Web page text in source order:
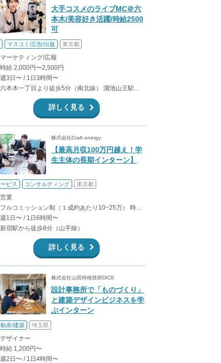
大手コスメのライブMC＠六
本木/美容好き活躍/時給2500
可
マスコミ/広告/出版 東京都
マーケティング/広報
時給 2,000円〜2,500円
週3日〜 / 1日3時間〜
六本木一丁目より徒歩5分（南北線） 溜池山王駅より徒歩10分（銀座線） 六本木駅より徒歩12分（日比谷線）
詳しく見る
株式会社Craft energy
【最高月収100万円越え！学
生主体の長期インターン】
ビス コンサルティング 東京都
営業
週1日〜 / 1日6時間〜
新宿駅から徒歩8分（山手線）
詳しく見る
株式会社山田特殊技研DICE
設計事務所で「ものづくり」
と建築デザインビジネスを学
ぶインターン
産/建築 埼玉県
デザイナー
時給 1,200円〜
週2日〜 / 1日4時間〜